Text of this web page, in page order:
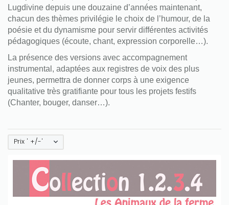
Lugdivine depuis une douzaine d’années maintenant,
chacun des thèmes privilégie le choix de l’humour, de la
poésie et du dynamisme pour servir différentes activités
pédagogiques (écoute, chant, expression corporelle…).
La présence des versions avec accompagnement
instrumental, adaptées aux registres de voix des plus
jeunes, permettra de donner corps à une exigence
qualitative très gratifiante pour tous les projets festifs
(Chanter, bouger, danser…).
Prix ' +/-'